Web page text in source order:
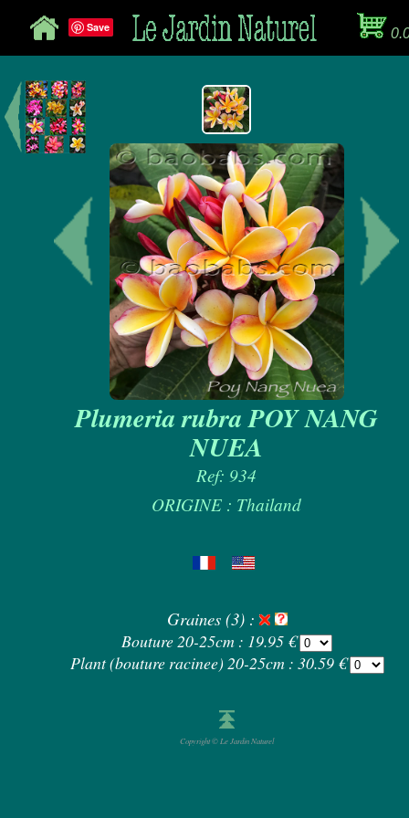
Save
Plumeria rubra POY NANG
NUEA
Ref: 934
ORIGINE : Thailand
Graines (3) :
Bouture 20-25cm : 19.95 €
Plant (bouture racinee) 20-25cm : 30.59 €
Copyright © Le Jardin Naturel